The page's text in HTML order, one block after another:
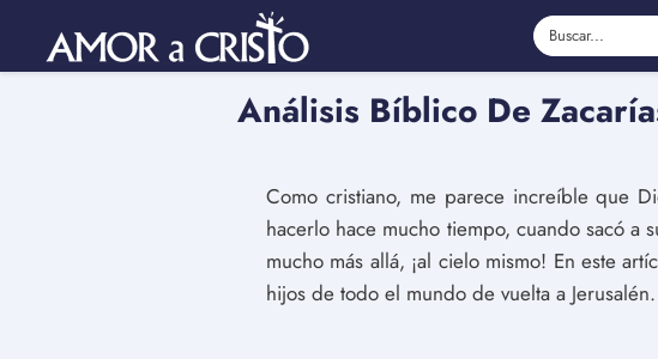
Análisis Bíblico De
Como cristiano, me parece increíble que
hacerlo hace mucho tiempo, cuando sacó a
mucho más allá, ¡al cielo mismo! En este
hijos de todo el mundo de vuelta a Jerusalén.